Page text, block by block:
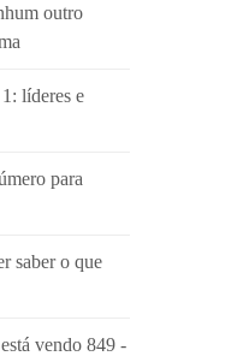
outro
líderes e
para
saber o que
vendo 849 -